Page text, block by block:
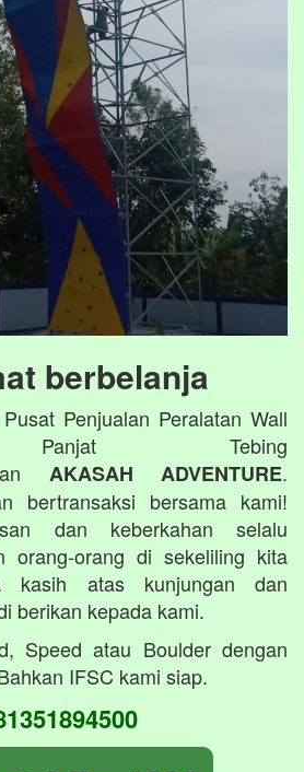
berbelanja
Penjualan Peralatan Wall
Panjat Tebing
AKASAH ADVENTURE.
bertransaksi bersama kami!
dan keberkahan selalu
orang-orang di sekeliling kita
kasih atas kunjungan dan
berikan kepada kami.
Speed atau Boulder dengan
IFSC kami siap.